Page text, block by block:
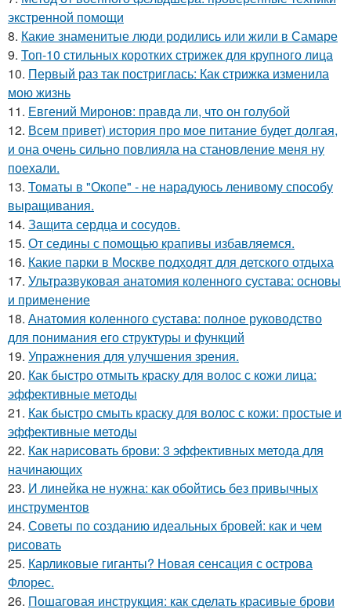
экстренной помощи
8. Какие знаменитые люди родились или жили в Самаре
9. Топ-10 стильных коротких стрижек для крупного лица
10. Первый раз так постриглась: Как стрижка изменила
мою жизнь
11. Евгений Миронов: правда ли, что он голубой
12. Всем привет) история про мое питание будет долгая,
и она очень сильно повлияла на становление меня ну
поехали.
13. Томаты в "Окопе" - не нарадуюсь ленивому способу
выращивания.
14. Защита сердца и сосудов.
15. От седины с помощью крапивы избавляемся.
16. Какие парки в Москве подходят для детского отдыха
17. Ультразвуковая анатомия коленного сустава: основы
и применение
18. Анатомия коленного сустава: полное руководство
для понимания его структуры и функций
19. Упражнения для улучшения зрения.
20. Как быстро отмыть краску для волос с кожи лица:
эффективные методы
21. Как быстро смыть краску для волос с кожи: простые и
эффективные методы
22. Как нарисовать брови: 3 эффективных метода для
начинающих
23. И линейка не нужна: как обойтись без привычных
инструментов
24. Советы по созданию идеальных бровей: как и чем
рисовать
25. Карликовые гиганты? Новая сенсация с острова
Флорес.
26. Пошаговая инструкция: как сделать красивые брови